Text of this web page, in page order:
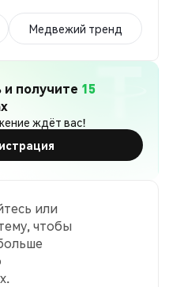
Медвежий тренд
и получите 15
ждёт вас!
или
чтобы